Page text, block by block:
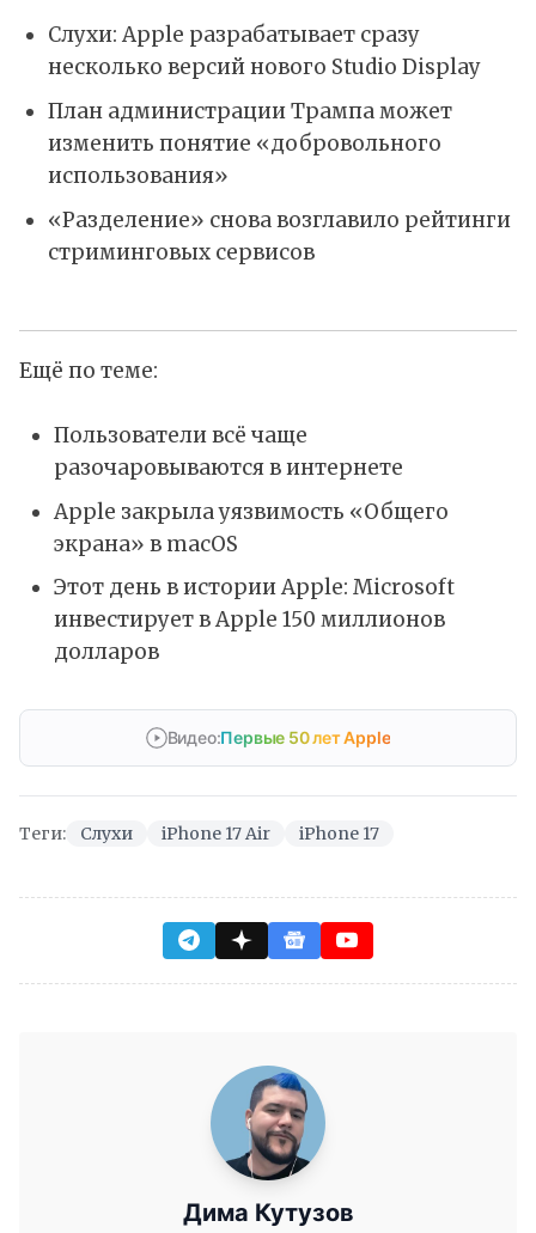
Слухи: Apple разрабатывает сразу
несколько версий нового Studio Display
План администрации Трампа может
изменить понятие «добровольного
использования»
«Разделение» снова возглавило рейтинги
стриминговых сервисов
Ещё по теме:
Пользователи всё чаще
разочаровываются в интернете
Apple закрыла уязвимость «Общего
экрана» в macOS
Этот день в истории Apple: Microsoft
инвестирует в Apple 150 миллионов
долларов
Видео:Первые 50 лет Apple
Теги: Слухи iPhone 17 Air iPhone 17
Дима Кутузов